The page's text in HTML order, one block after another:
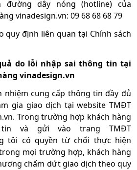
đường dây nóng (hotline) của
vinadesign.vn: 09 68 68 68 79
quy định liên quan tại Chính sách
do lỗi nhập sai thông tin tại
vinadesign.vn
nhiệm cung cấp thông tin đầy đủ
gia giao dịch tại website TMĐT
Trong trường hợp khách hàng
và gửi vào trang TMĐT
tôi có quyền từ chối thực hiện
mọi trường hợp, khách hàng
chấm dứt giao dịch theo quy